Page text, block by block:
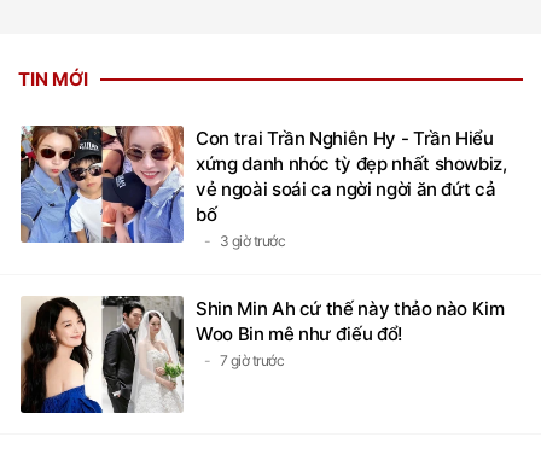
TIN MỚI
Con trai Trần Nghiên Hy - Trần Hiểu
xứng danh nhóc tỳ đẹp nhất showbiz,
vẻ ngoài soái ca ngời ngời ăn đứt cả
bố
3 giờ trước
Shin Min Ah cứ thế này thảo nào Kim
Woo Bin mê như điếu đổ!
7 giờ trước